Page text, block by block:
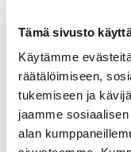
Tämä sivusto
Käytämme
räätälöimiseen,
tukemiseen ja
jaamme
alan
Maksu 20 €.
Kymin-
040 752
kymi-